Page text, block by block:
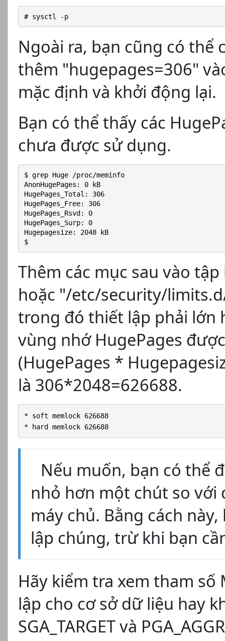
# sysctl -p
Ngoài ra, bạn cũng có
thêm "hugepages=306"
mặc định và khởi động lại.
Bạn có thể thấy các
chưa được sử dụng.
$ grep Huge /proc/meminfo
AnonHugePages: 0 kB
HugePages_Total: 306
HugePages_Free: 306
HugePages_Rsvd: 0
HugePages_Surp: 0
Hugepagesize: 2048 kB
$
Thêm các mục sau vào
hoặc "/etc/security/
trong đó thiết lập phải lớn
vùng nhớ HugePages
(HugePages *
là 306*2048=626688.
* soft memlock 626688
* hard memlock 626688
Nếu muốn, bạn có thể
nhỏ hơn một chút so
máy chủ. Bằng cách
lập chúng, trừ khi bạn
Hãy kiểm tra xem tham số
lập cho cơ sở dữ liệu hay
SGA_TARGET và